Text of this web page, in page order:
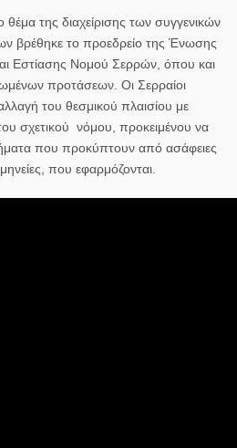
θέμα της διαχείρισης των συγγενικών
βρέθηκε το προεδρείο της Ένωσης
Εστίασης Νομού Σερρών, όπου και
προτάσεων. Οι Σερραίοι
του θεσμικού πλαισίου με
σχετικού νόμου, προκειμένου να
που προκύπτουν από ασάφειες
που εφαρμόζονται.